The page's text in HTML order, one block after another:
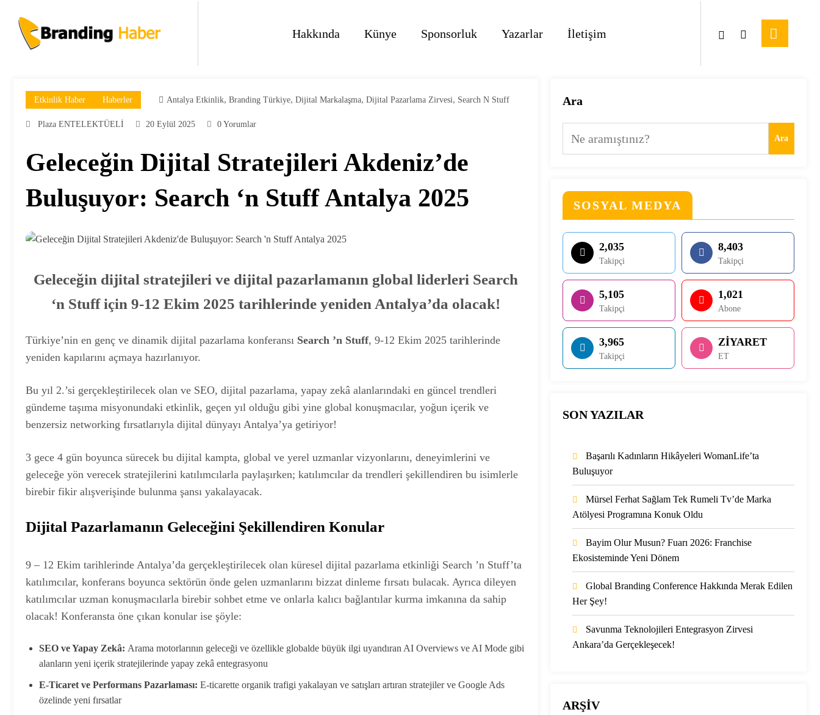
Hakkında Künye Sponsorluk Yazarlar İletişim
Etkinlik Haber Haberler Antalya Etkinlik, Branding Türkiye, Dijital Markalaşma, Dijital Pazarlama Zirvesi, Search N Stuff
Plaza ENTELEKTÜELİ 20 Eylül 2025 0 Yorumlar
Geleceğin Dijital Stratejileri Akdeniz’de
Buluşuyor: Search ‘n Stuff Antalya 2025
Geleceğin dijital stratejileri ve dijital pazarlamanın global liderleri Search
‘n Stuff için 9-12 Ekim 2025 tarihlerinde yeniden Antalya’da olacak!
Türkiye’nin en genç ve dinamik dijital pazarlama konferansı Search ’n Stuff, 9-12 Ekim 2025 tarihlerinde
yeniden kapılarını açmaya hazırlanıyor.
Bu yıl 2.’si gerçekleştirilecek olan ve SEO, dijital pazarlama, yapay zekâ alanlarındaki en güncel trendleri
gündeme taşıma misyonundaki etkinlik, geçen yıl olduğu gibi yine global konuşmacılar, yoğun içerik ve
benzersiz networking fırsatlarıyla dijital dünyayı Antalya’ya getiriyor!
3 gece 4 gün boyunca sürecek bu dijital kampta, global ve yerel uzmanlar vizyonlarını, deneyimlerini ve
geleceğe yön verecek stratejilerini katılımcılarla paylaşırken; katılımcılar da trendleri şekillendiren bu isimlerle
birebir fikir alışverişinde bulunma şansı yakalayacak.
Dijital Pazarlamanın Geleceğini Şekillendiren Konular
9 – 12 Ekim tarihlerinde Antalya’da gerçekleştirilecek olan küresel dijital pazarlama etkinliği Search ’n Stuff’ta
katılımcılar, konferans boyunca sektörün önde gelen uzmanlarını bizzat dinleme fırsatı bulacak. Ayrıca dileyen
katılımcılar uzman konuşmacılarla birebir sohbet etme ve onlarla kalıcı bağlantılar kurma imkanına da sahip
olacak! Konferansta öne çıkan konular ise şöyle:
SEO ve Yapay Zekâ: Arama motorlarının geleceği ve özellikle globalde büyük ilgi uyandıran AI Overviews ve AI Mode gibi
alanların yeni içerik stratejilerinde yapay zekâ entegrasyonu
E-Ticaret ve Performans Pazarlaması: E-ticarette organik trafigi yakalayan ve satışları artıran stratejiler ve Google Ads
özelinde yeni fırsatlar
Ara
Ara
SOSYAL MEDYA
2,035
Takipçi
8,403
Takipçi
5,105
Takipçi
1,021
Abone
3,965
Takipçi
ZİYARET
ET
SON YAZILAR
Başarılı Kadınların Hikâyeleri WomanLife’ta
Buluşuyor
Mürsel Ferhat Sağlam Tek Rumeli Tv’de Marka
Atölyesi Programına Konuk Oldu
Bayim Olur Musun? Fuarı 2026: Franchise
Ekosisteminde Yeni Dönem
Global Branding Conference Hakkında Merak Edilen
Her Şey!
Savunma Teknolojileri Entegrasyon Zirvesi
Ankara’da Gerçekleşecek!
ARŞİV